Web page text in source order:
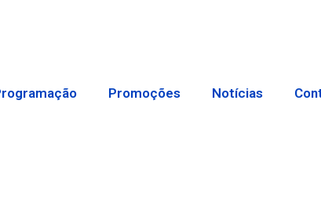
Promoções Notícias